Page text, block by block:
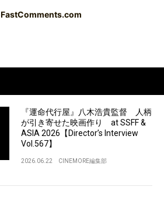
FastComments.com
『運命代行屋』八木浩貴監督 人柄
が引き寄せた映画作り at SSFF &
ASIA 2026【Director’s Interview
Vol.567】
2026.06.22 CINEMORE編集部